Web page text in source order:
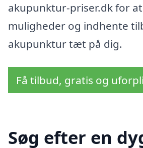
akupunktur-priser.dk for
muligheder og indhente
akupunktur tæt på dig.
Få tilbud, gratis og
Søg efter en